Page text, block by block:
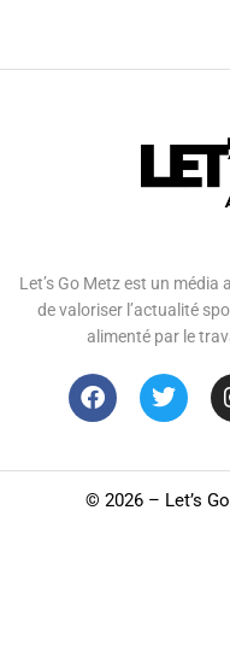
Let’s Go Metz est un
de valoriser l’actualité
alimenté par le
© 2026 – Let’s